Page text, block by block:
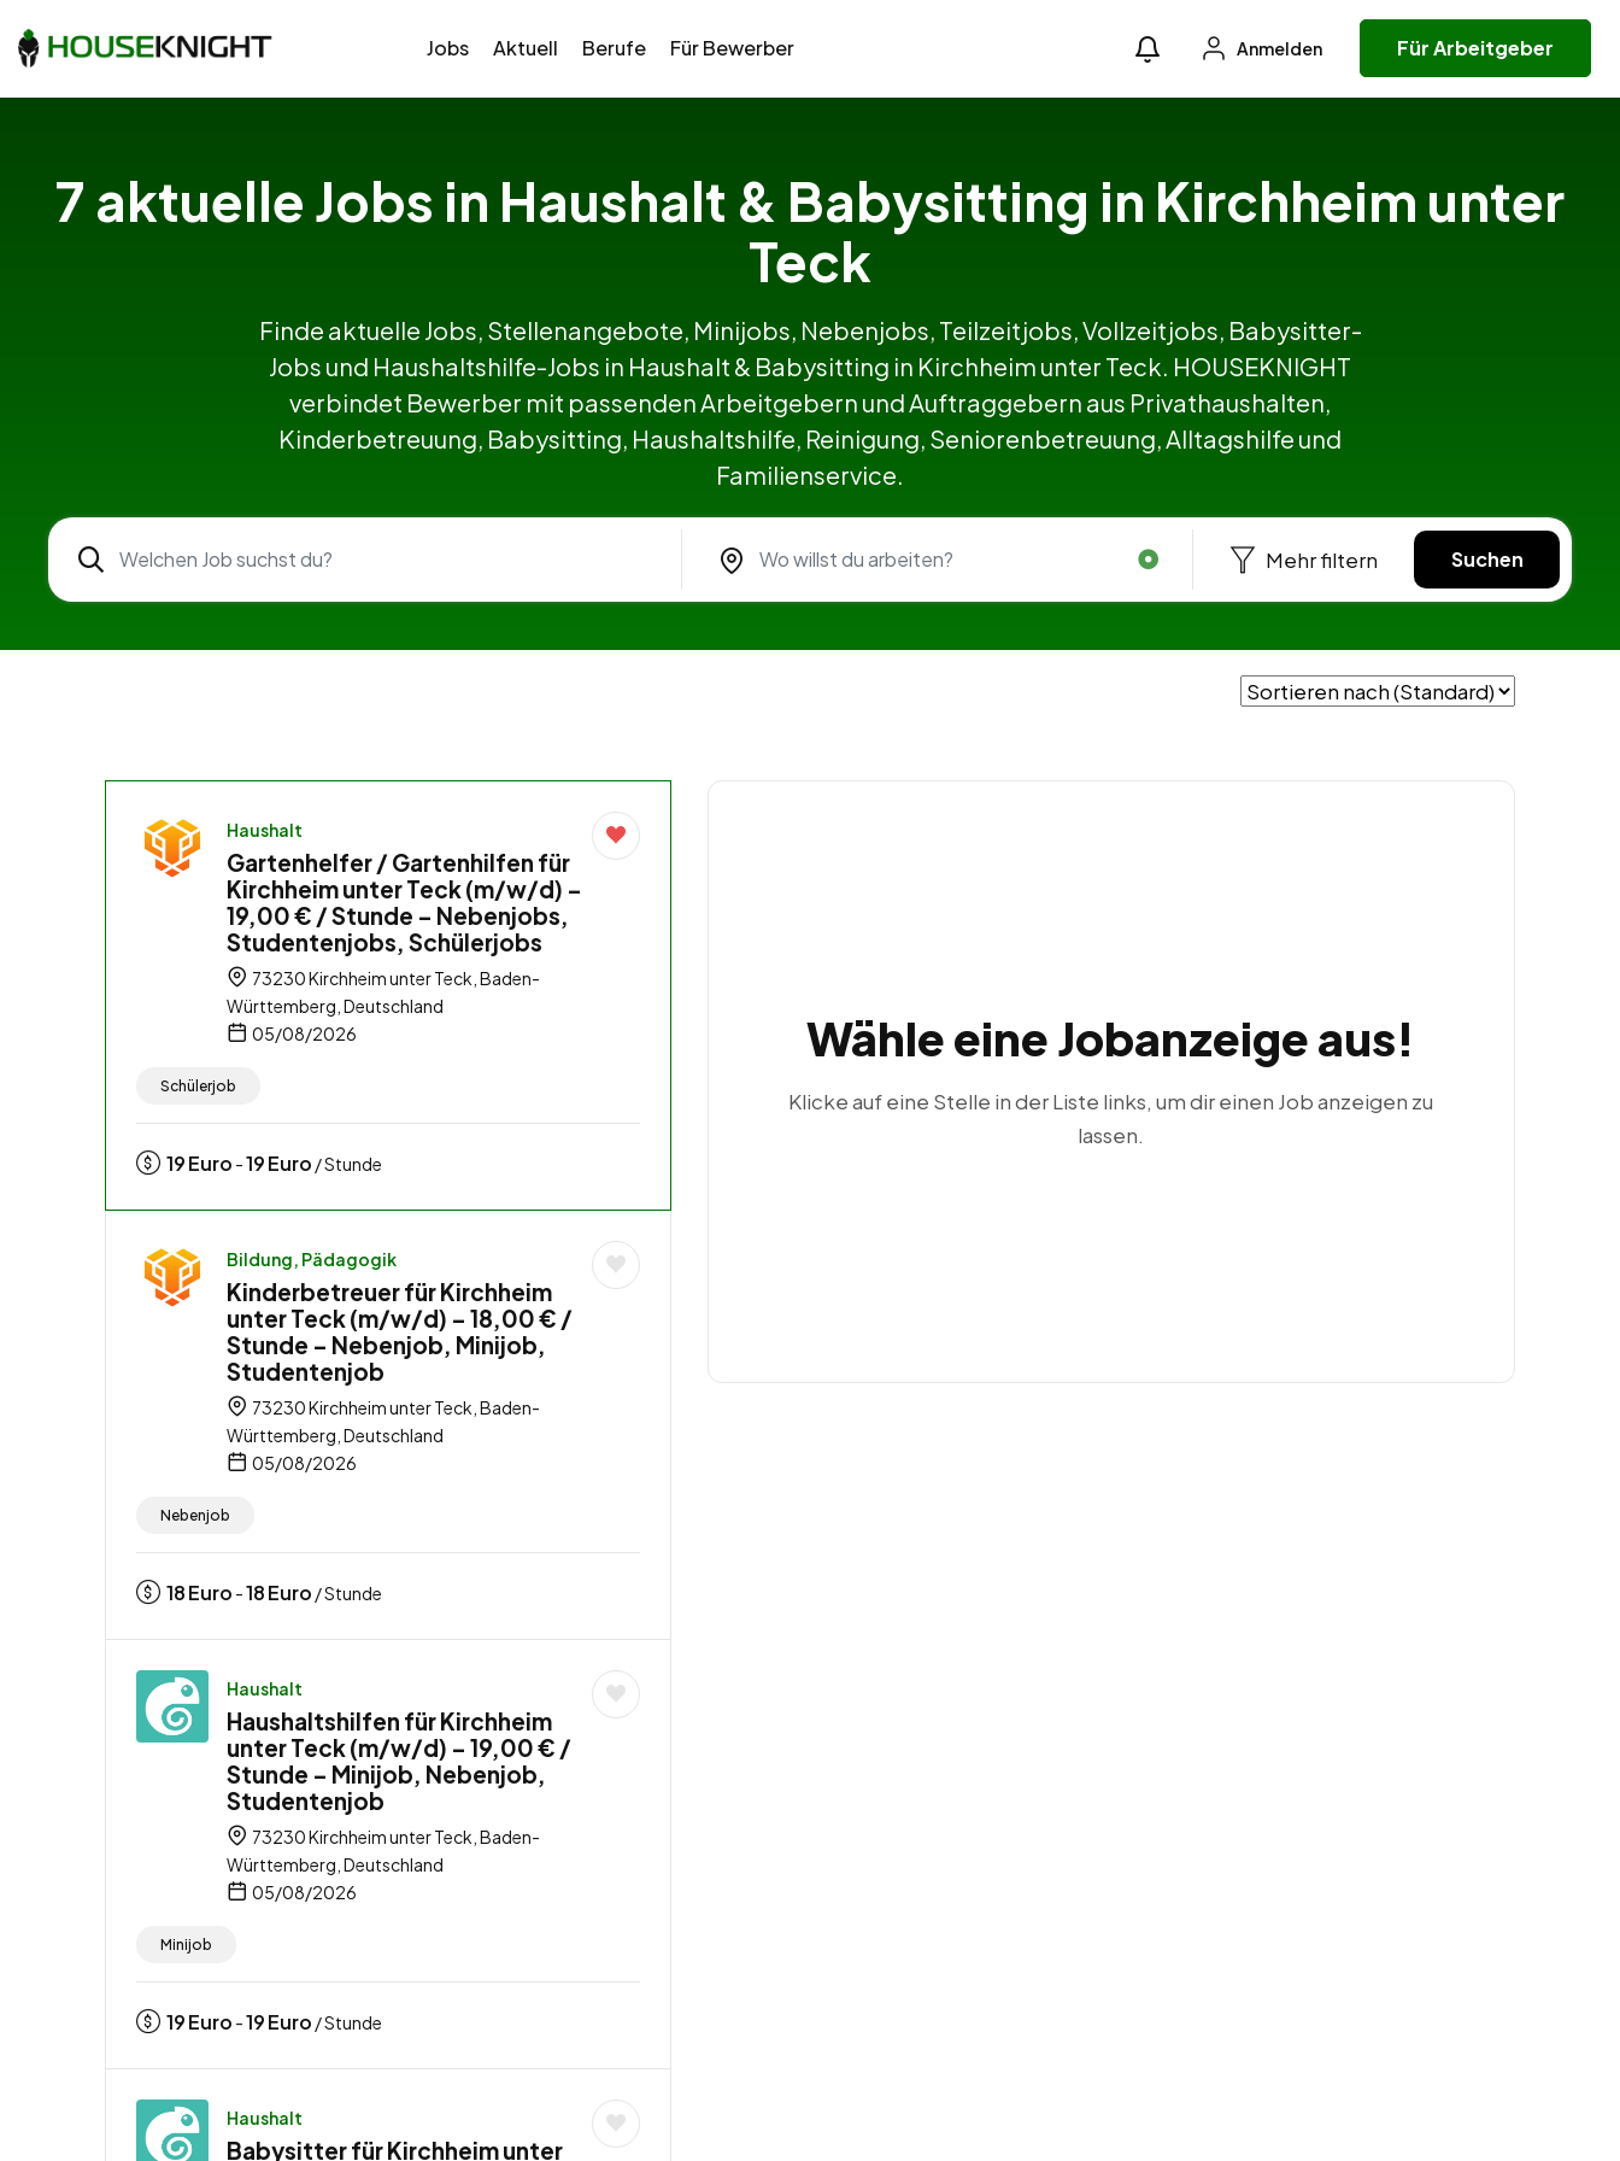
Jobs Aktuell Berufe Für Bewerber Anmelden Für Arbeitgeber
7 aktuelle Jobs in Haushalt & Babysitting in Kirchheim unter
Teck
Finde aktuelle Jobs, Stellenangebote, Minijobs, Nebenjobs, Teilzeitjobs, Vollzeitjobs, Babysitter-
Jobs und Haushaltshilfe-Jobs in Haushalt & Babysitting in Kirchheim unter Teck. HOUSEKNIGHT
verbindet Bewerber mit passenden Arbeitgebern und Auftraggebern aus Privathaushalten,
Kinderbetreuung, Babysitting, Haushaltshilfe, Reinigung, Seniorenbetreuung, Alltagshilfe und
Familienservice.
Mehr filtern Suchen
Haushalt
Gartenhelfer / Gartenhilfen für
Kirchheim unter Teck (m/w/d) –
19,00 € / Stunde – Nebenjobs,
Studentenjobs, Schülerjobs
73230 Kirchheim unter Teck, Baden-
Württemberg, Deutschland
05/08/2026
Schülerjob
19Euro -19Euro / Stunde
Bildung, Pädagogik
Kinderbetreuer für Kirchheim
unter Teck (m/w/d) – 18,00 € /
Stunde – Nebenjob, Minijob,
Studentenjob
73230 Kirchheim unter Teck, Baden-
Württemberg, Deutschland
05/08/2026
Nebenjob
18Euro -18Euro / Stunde
Haushalt
Haushaltshilfen für Kirchheim
unter Teck (m/w/d) – 19,00 € /
Stunde – Minijob, Nebenjob,
Studentenjob
73230 Kirchheim unter Teck, Baden-
Württemberg, Deutschland
05/08/2026
Minijob
19Euro -19Euro / Stunde
Haushalt
Babysitter für Kirchheim unter
Wähle eine Jobanzeige aus!
Klicke auf eine Stelle in der Liste links, um dir einen Job anzeigen zu
lassen.